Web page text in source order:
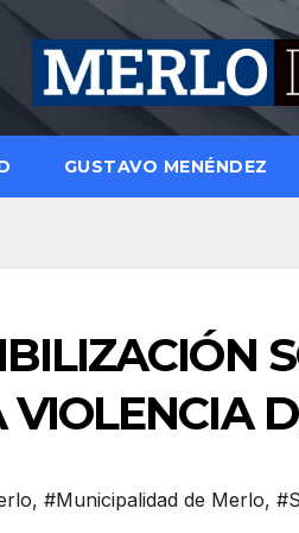
GUSTAVO MENÉNDEZ
, #Municipalidad de Merlo,